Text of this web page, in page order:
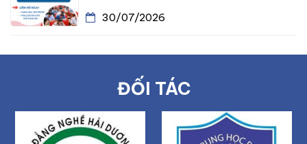
30/07/2026
ĐỐI TÁC